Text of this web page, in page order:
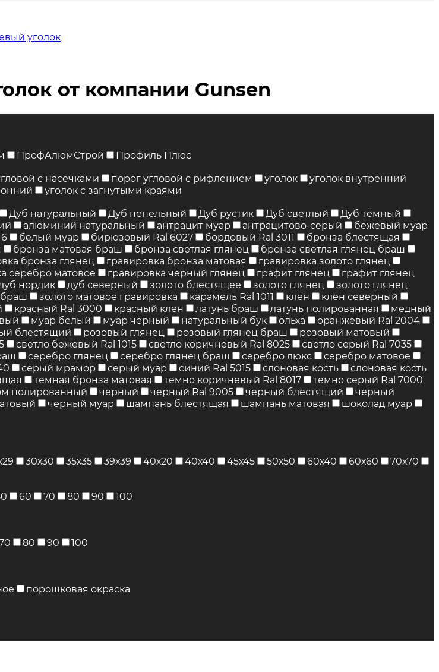
уголок
от компании Gunsen
ПрофАлюмСтрой
Профиль Плюс
с насечками порог угловой с рифлением уголок
уголок внутренний
уголок с загнутыми краями
Дуб натуральный Дуб пепельный Дуб рустик Дуб светлый
Дуб тёмный
алюминий натуральный антрацит муар антрацитово-серый
бежевый муар
белый муар бирюзовый Ral 6027 бордовый Ral 3011
бронза блестящая
бронза матовая браш бронза светлая глянец
бронза светлая глянец браш
бронза глянец гравировка бронза матовая
гравировка золото глянец
серебро матовое гравировка черный глянец графит глянец
графит глянец
нордик дуб северный золото блестящее золото глянец
золото глянец
браш золото матовое гравировка карамель Ral 1011 клен
клен северный
красный Ral 3000 красный клен латунь браш латунь полированная
медный
муар белый муар черный натуральный бук ольха
оранжевый Ral 2004
блестящий розовый глянец розовый глянец браш
розовый матовый
светло бежевый Ral 1015 светло коричневый Ral 8025
светло серый Ral 7035
серебро глянец серебро глянец браш серебро люкс
серебро матовое
серый мрамор серый муар синий Ral 5015 слоновая кость
слоновая кость
темная бронза матовая темно коричневый Ral 8017
темно серый Ral 7000
полированный черный черный Ral 9005 черный блестящий
черный
черный муар шампань блестящая шампань матовая
шоколад муар
30х30 35х35 39х39 40х20 40х40 45х45 50х50 60х40 60х60
70х70
60 70 80 90
100
80 90
100
порошковая окраска